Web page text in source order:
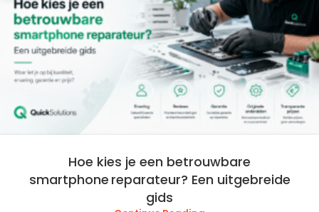
Hoe kies je een betrouwbare
smartphone reparateur? Een uitgebreide
gids